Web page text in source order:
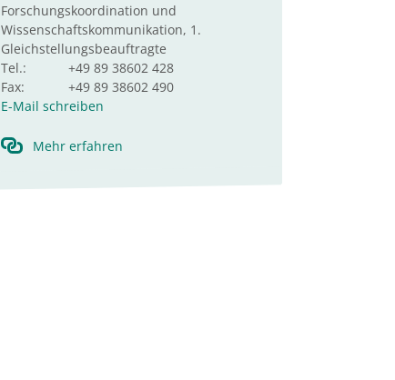
Forschungskoordination und
Wissenschaftskommunikation, 1.
Gleichstellungsbeauftragte
Tel.:
+49 89 38602 428
Fax:
+49 89 38602 490
E-Mail schreiben
Mehr erfahren